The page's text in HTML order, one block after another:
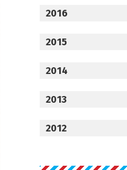
2016
2015
2014
2013
2012